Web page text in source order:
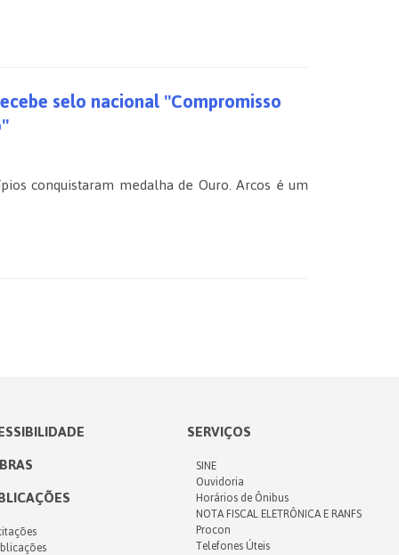
selo nacional ''Compromisso
conquistaram medalha de Ouro. Arcos é um
SERVIÇOS
SINE
Ouvidoria
Horários de Ônibus
NOTA FISCAL ELETRÔNICA E RANFS
Procon
Telefones Úteis